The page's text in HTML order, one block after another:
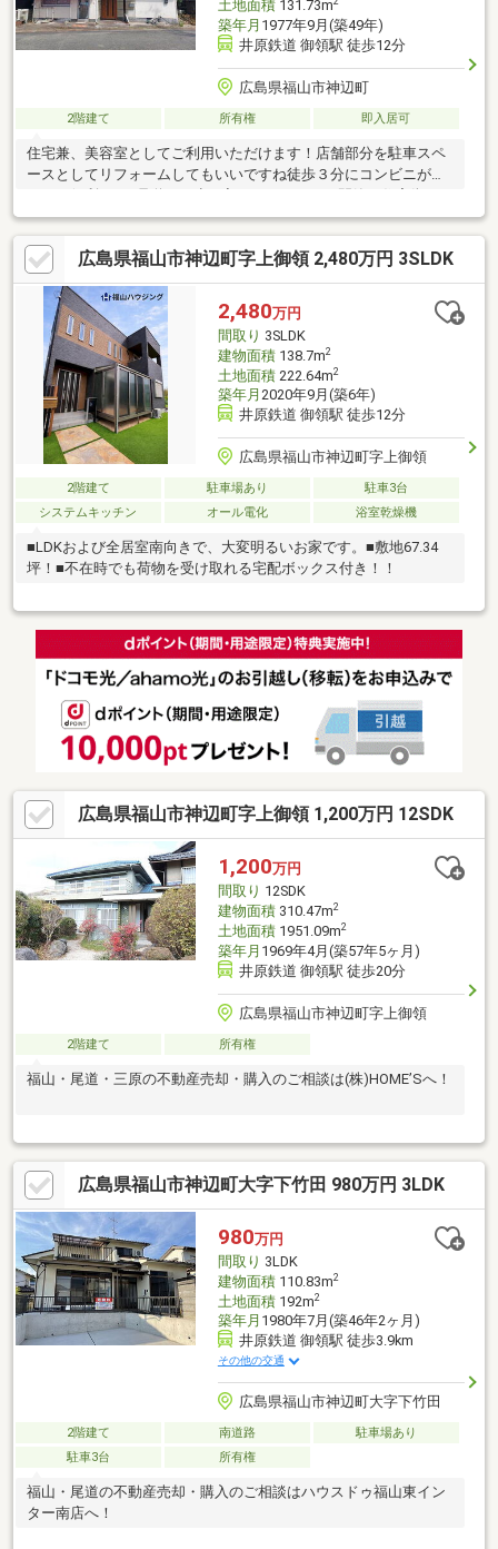
土地面積131.73m
築年月 1977年9月(築49年)
井原鉄道 御領駅 徒歩12分
広島県福山市神辺町
2階建て 所有権 即入居可
住宅兼、美容室としてご利用いただけます！店舗部分を駐車スペ
ースとしてリフォームしてもいいですね徒歩３分にコンビニがあ
るので便利です♪県道から少し入っているので、閑静な住宅街で
す。都度でリフォームをされておりますので水回り等、綺麗な状
態です！！
広島県福山市神辺町字上御領 2,480万円 3SLDK
2,480万円
間取り 3SLDK
建物面積138.7m2
土地面積222.64m2
築年月 2020年9月(築6年)
井原鉄道 御領駅 徒歩12分
広島県福山市神辺町字上御領
2階建て 駐車場あり
駐車3台
システムキッチン
オール電化 浴室乾燥機
■LDKおよび全居室南向きで、大変明るいお家です。■敷地67.34
坪！■不在時でも荷物を受け取れる宅配ボックス付き！！
広島県福山市神辺町字上御領 1,200万円 12SDK
1,200万円
間取り 12SDK
建物面積310.47m2
土地面積1951.09m2
築年月 1969年4月(築57年5ヶ月)
井原鉄道 御領駅 徒歩20分
広島県福山市神辺町字上御領
2階建て 所有権
福山・尾道・三原の不動産売却・購入のご相談は(株)HOME’Sへ！
広島県福山市神辺町大字下竹田 980万円 3LDK
980万円
間取り 3LDK
建物面積110.83m2
土地面積192m2
築年月 1980年7月(築46年2ヶ月)
井原鉄道 御領駅 徒歩3.9km
その他の交通
広島県福山市神辺町大字下竹田
2階建て 南道路
駐車場あり
駐車3台
所有権
福山・尾道の不動産売却・購入のご相談はハウスドゥ福山東イン
ター南店へ！